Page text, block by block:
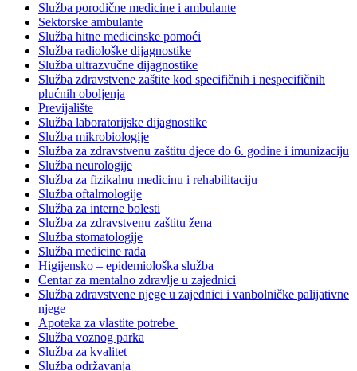
Služba porodične medicine i ambulante
Sektorske ambulante
Služba hitne medicinske pomoći
Služba radiološke dijagnostike
Služba ultrazvučne dijagnostike
Služba zdravstvene zaštite kod specifičnih i nespecifičnih
plućnih oboljenja
Previjalište
Služba laboratorijske dijagnostike
Služba mikrobiologije
Služba za zdravstvenu zaštitu djece do 6. godine i imunizaciju
Služba neurologije
Služba za fizikalnu medicinu i rehabilitaciju
Služba oftalmologije
Služba za interne bolesti
Služba za zdravstvenu zaštitu žena
Služba stomatologije
Služba medicine rada
Higijensko – epidemiološka služba
Centar za mentalno zdravlje u zajednici
Služba zdravstvene njege u zajednici i vanbolničke palijativne
njege
Apoteka za vlastite potrebe
Služba voznog parka
Služba za kvalitet
Služba održavanja